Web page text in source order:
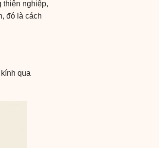
thiện nghiệp,
đó là cách
qua